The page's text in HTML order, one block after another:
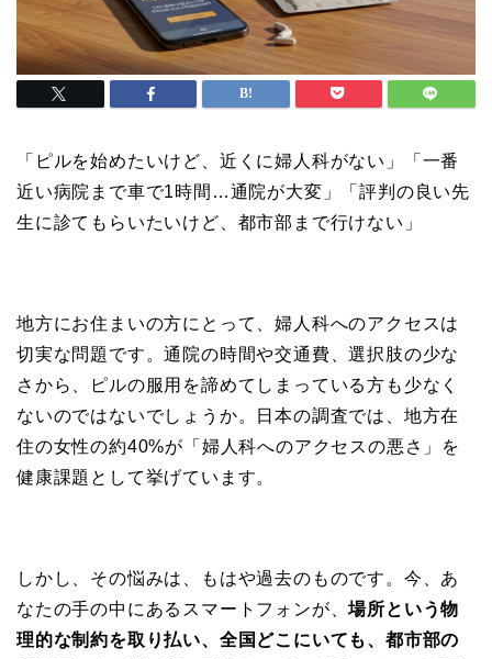
「ピルを始めたいけど、近くに婦人科がない」「一番
近い病院まで車で1時間…通院が大変」「評判の良い先
生に診てもらいたいけど、都市部まで行けない」
地方にお住まいの方にとって、婦人科へのアクセスは
切実な問題です。通院の時間や交通費、選択肢の少な
さから、ピルの服用を諦めてしまっている方も少なく
ないのではないでしょうか。日本の調査では、地方在
住の女性の約40%が「婦人科へのアクセスの悪さ」を
健康課題として挙げています。
しかし、その悩みは、もはや過去のものです。今、あ
なたの手の中にあるスマートフォンが、場所という物
理的な制約を取り払い、全国どこにいても、都市部の